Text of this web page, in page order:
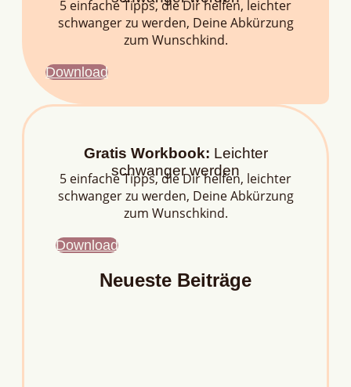
5 einfache Tipps, die Dir helfen, leichter
schwanger zu werden, Deine Abkürzung
zum Wunschkind.
Download
Gratis Workbook: Leichter
schwanger werden
5 einfache Tipps, die Dir helfen, leichter
schwanger zu werden, Deine Abkürzung
zum Wunschkind.
Download
Neueste Beiträge